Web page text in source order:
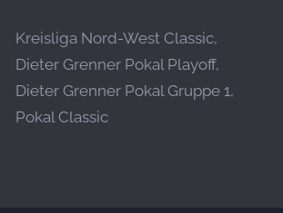
Kreisliga Nord-West Classic,
Dieter Grenner Pokal Playoff,
Dieter Grenner Pokal Gruppe 1,
Pokal Classic